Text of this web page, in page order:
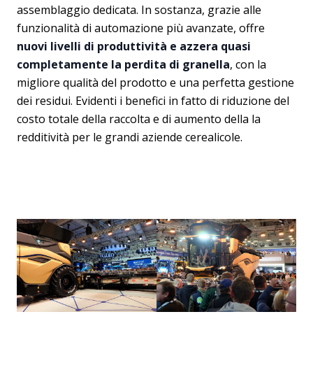
assemblaggio dedicata. In sostanza, grazie alle
funzionalità di automazione più avanzate, offre
nuovi livelli di produttività e azzera quasi
completamente la perdita di granella, con la
migliore qualità del prodotto e una perfetta gestione
dei residui. Evidenti i benefici in fatto di riduzione del
costo totale della raccolta e di aumento della la
redditività per le grandi aziende cerealicole.